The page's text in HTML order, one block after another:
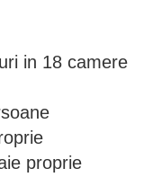
in 18 camere
proprie